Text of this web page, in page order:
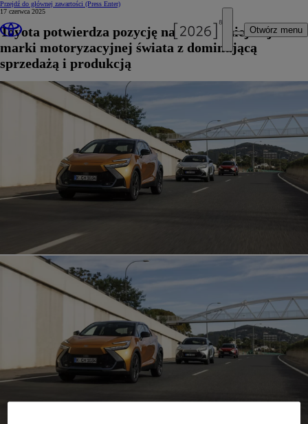
Przejdź do głównej zawartości (Press Enter)
Otwórz menu
17 czerwca 2025
Toyota potwierdza pozycję najpopularniejszej
marki motoryzacyjnej świata z dominującą
sprzedażą i produkcją